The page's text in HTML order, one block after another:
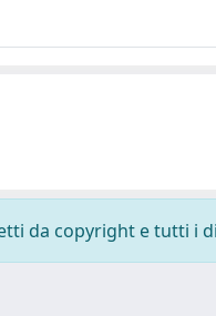
da copyright e tutti i